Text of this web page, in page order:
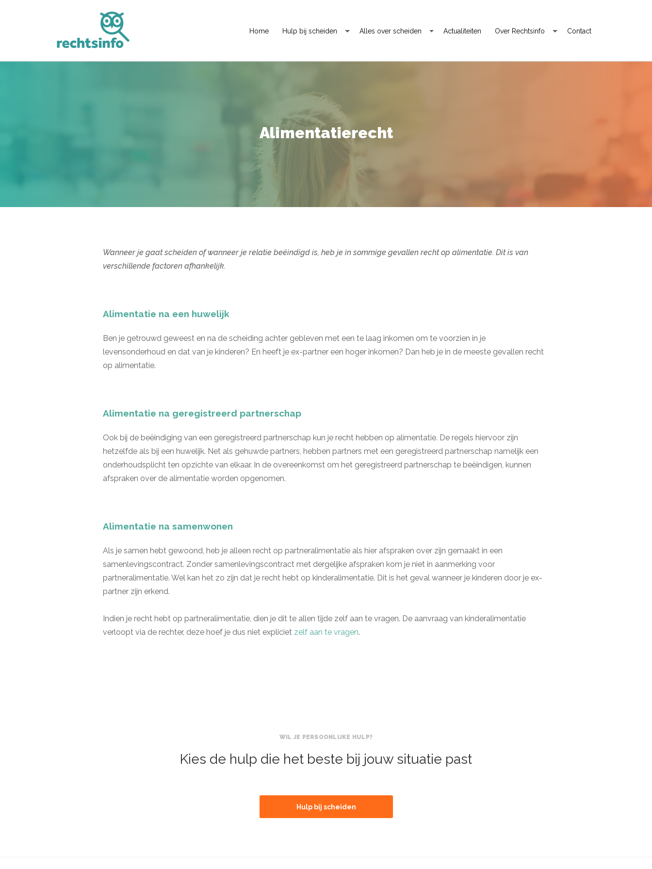
Home Hulp bij scheiden Alles over scheiden Actualiteiten Over Rechtsinfo Contact
Alimentatierecht
Wanneer je gaat scheiden of wanneer je relatie beëindigd is, heb je in sommige gevallen recht op alimentatie. Dit is van
verschillende factoren afhankelijk.
Alimentatie na een huwelijk
Ben je getrouwd geweest en na de scheiding achter gebleven met een te laag inkomen om te voorzien in je
levensonderhoud en dat van je kinderen? En heeft je ex-partner een hoger inkomen? Dan heb je in de meeste gevallen recht
op alimentatie.
Alimentatie na geregistreerd partnerschap
Ook bij de beëindiging van een geregistreerd partnerschap kun je recht hebben op alimentatie. De regels hiervoor zijn
hetzelfde als bij een huwelijk. Net als gehuwde partners, hebben partners met een geregistreerd partnerschap namelijk een
onderhoudsplicht ten opzichte van elkaar. In de overeenkomst om het geregistreerd partnerschap te beëindigen, kunnen
afspraken over de alimentatie worden opgenomen.
Alimentatie na samenwonen
Als je samen hebt gewoond, heb je alleen recht op partneralimentatie als hier afspraken over zijn gemaakt in een
samenlevingscontract. Zonder samenlevingscontract met dergelijke afspraken kom je niet in aanmerking voor
partneralimentatie. Wel kan het zo zijn dat je recht hebt op kinderalimentatie. Dit is het geval wanneer je kinderen door je ex-
partner zijn erkend.
Indien je recht hebt op partneralimentatie, dien je dit te allen tijde zelf aan te vragen. De aanvraag van kinderalimentatie
verloopt via de rechter, deze hoef je dus niet expliciet zelf aan te vragen.
WIL JE PERSOONLIJKE HULP?
Kies de hulp die het beste bij jouw situatie past
Hulp bij scheiden